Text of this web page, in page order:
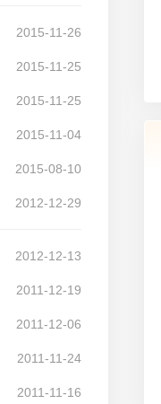
2015-11-26
2015-11-25
2015-11-25
2015-11-04
2015-08-10
2012-12-29
2012-12-13
2011-12-19
2011-12-06
2011-11-24
2011-11-16